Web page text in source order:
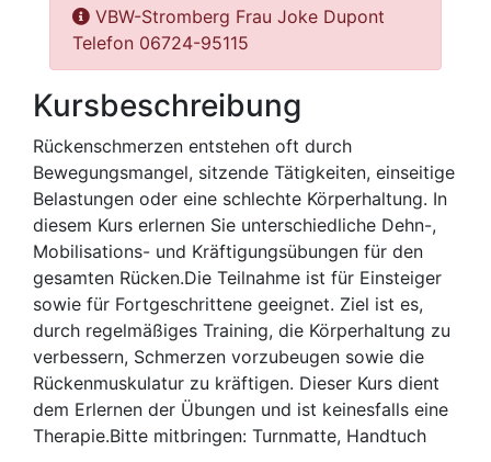
VBW-Stromberg Frau Joke Dupont
Telefon 06724-95115
Kursbeschreibung
Rückenschmerzen entstehen oft durch
Bewegungsmangel, sitzende Tätigkeiten, einseitige
Belastungen oder eine schlechte Körperhaltung. In
diesem Kurs erlernen Sie unterschiedliche Dehn-,
Mobilisations- und Kräftigungsübungen für den
gesamten Rücken.Die Teilnahme ist für Einsteiger
sowie für Fortgeschrittene geeignet. Ziel ist es,
durch regelmäßiges Training, die Körperhaltung zu
verbessern, Schmerzen vorzubeugen sowie die
Rückenmuskulatur zu kräftigen. Dieser Kurs dient
dem Erlernen der Übungen und ist keinesfalls eine
Therapie.Bitte mitbringen: Turnmatte, Handtuch